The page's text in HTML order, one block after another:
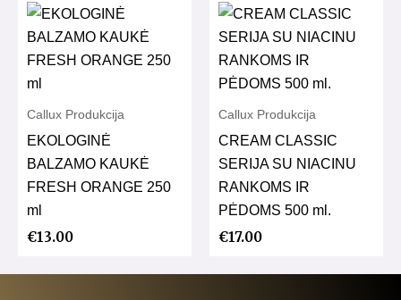
Callux Produkcija
EKOLOGINĖ
BALZAMO KAUKĖ
FRESH ORANGE 250
ml
€13.00
Callux Produkcija
CREAM CLASSIC
SERIJA SU NIACINU
RANKOMS IR
PĖDOMS 500 ml.
€17.00